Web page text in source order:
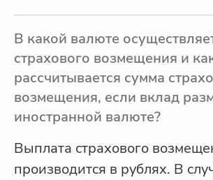
В какой валюте
страхового возмещения и
рассчитывается сумма
возмещения, если вклад
иностранной валюте?
Выплата страхового
производится в рублях. В